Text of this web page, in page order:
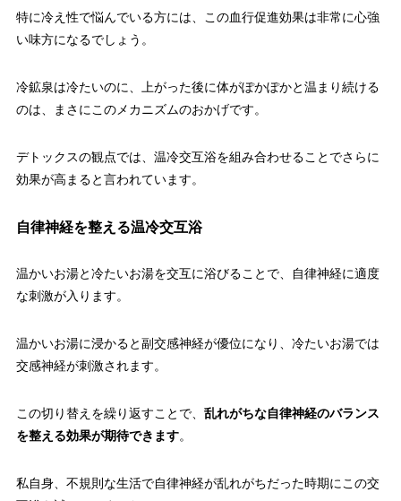
特に冷え性で悩んでいる方には、この血行促進効果は非常に心強
い味方になるでしょう。
冷鉱泉は冷たいのに、上がった後に体がぽかぽかと温まり続ける
のは、まさにこのメカニズムのおかげです。
デトックスの観点では、温冷交互浴を組み合わせることでさらに
効果が高まると言われています。
自律神経を整える温冷交互浴
温かいお湯と冷たいお湯を交互に浴びることで、自律神経に適度
な刺激が入ります。
温かいお湯に浸かると副交感神経が優位になり、冷たいお湯では
交感神経が刺激されます。
この切り替えを繰り返すことで、 乱れがちな自律神経のバランス
を整える効果が期待できます。
私自身、不規則な生活で自律神経が乱れがちだった時期にこの交